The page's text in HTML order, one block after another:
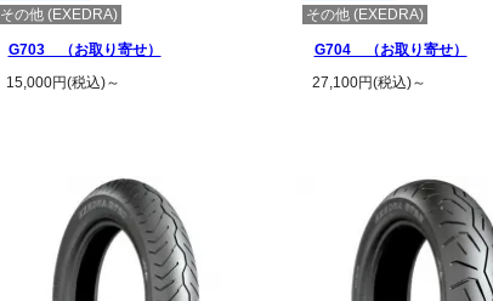
その他 (EXEDRA)
G703 （お取り寄せ）
15,000円(税込)～
その他 (EXEDRA)
G704 （お取り寄せ）
27,100円(税込)～